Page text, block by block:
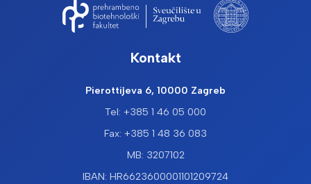
Enhancing Yeast Surface Display: UPR, ERAD, and ER
Dynamics in Recombinant Protein Production
Martinić Cezar, Tea; Paić, Antonia; Žunar, Bojan; Stuparević, Igor; Mrša,
prilog u časopisu | pregledni rad (znanstveni)
Food technology and biotechnology, 64 (2025) 8764, 33
Tethered by Their Tails: Engineering Short Linkers for
prilog sa skupa (neobjavljen) | neobjavljeni prilog sa skupa
Stijenka kvasca Saccharomyces cerevisiae kao platforma
glukozil glicerola
Kontakt
Pierottijeva 6, 10000 Zagreb
Tel: +385 1 46 05 000
Fax: +385 1 48 36 083
MB: 3207102
IBAN: HR6623600001101209724